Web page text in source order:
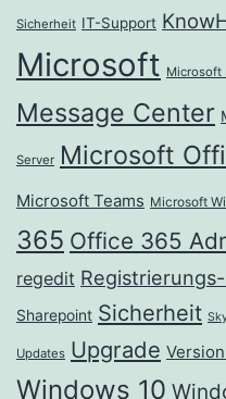
Sicherheit IT-Support
Microsoft Microsoft
Message Center
Server Microsoft
Microsoft Teams Microsoft
365 Office 365
regedit
Sharepoint Sicherheit
Updates Upgrade
Windows 10